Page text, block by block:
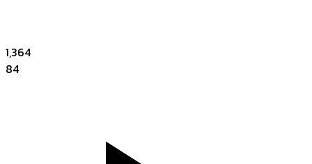
1,364
84